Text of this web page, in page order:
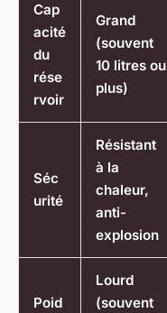
Cap
acité
du
rése
rvoir
Grand
(souvent
10 litres ou
plus)
Séc
urité
Résistant
à la
chaleur,
anti-
explosion
Poid
Lourd
(souvent